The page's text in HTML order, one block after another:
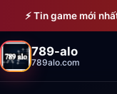
Bỏ qua đến nội dung
⚡ Tin game mới
789-alo
789alo.com